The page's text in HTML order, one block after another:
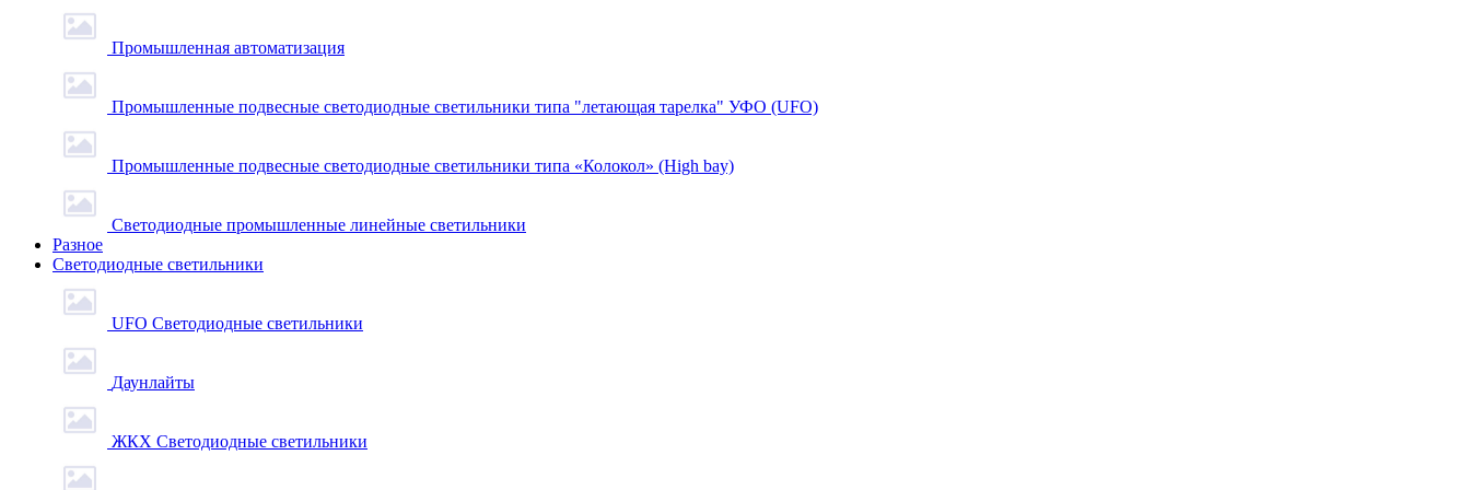
Промышленная автоматизация
Промышленные подвесные cветодиодные светильники типа "летающая тарелка" УФО (UFO)
Промышленные подвесные cветодиодные светильники типа «Колокол» (High bay)
Светодиодные промышленные линейные светильники
Разное
Светодиодные светильники
UFO Светодиодные светильники
Даунлайты
ЖКХ Светодиодные светильники